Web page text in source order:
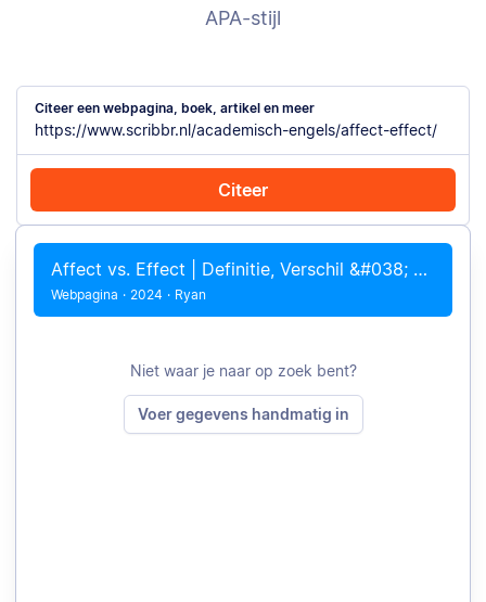
APA-stijl
Citeer een webpagina, boek, artikel en meer
Citeer
Citeer met Chrome Citeer handmatig
Affect vs. Effect | Definitie, Verschil &#038; Voorbeelden
Webpagina · 2024 · Ryan
Niet waar je naar op zoek bent?
Voer gegevens handmatig in